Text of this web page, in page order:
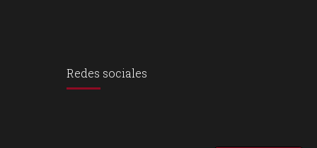
Redes sociales